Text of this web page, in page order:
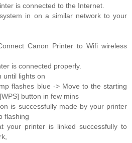
is connected to the Internet.
in on a similar network to your
Canon Printer to Wifi wireless
is connected properly.
until lights on
flashes blue -> Move to the starting
button in few mins
is successfully made by your printer
flashing
your printer is linked successfully to